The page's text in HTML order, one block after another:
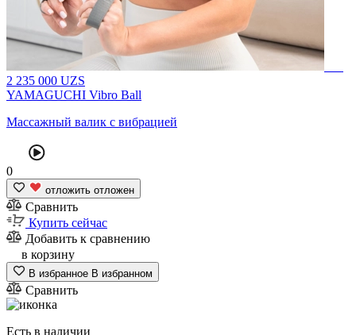
2 235 000 UZS
YAMAGUCHI Vibro Ball
Массажный валик с вибрацией
0
отложить отложен
Сравнить
Купить сейчас
Добавить к сравнению
в корзину
В избранное В избранном
Сравнить
Есть в наличии